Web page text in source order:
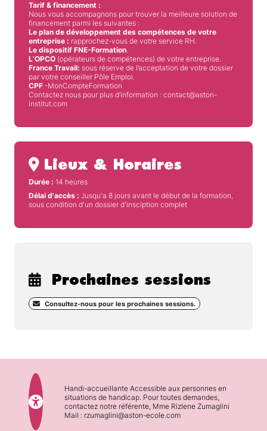
Tarif & financement :
Nous vous accompagnons pour trouver la meilleure solution de
financement parmi les suivantes :
Le plan de développement des compétences de votre
entreprise : rapprochez-vous de votre service RH.
Le dispositif FNE-Formation.
L’OPCO (opérateurs de compétences) de votre entreprise.
France Travail: sous réserve de l’acceptation de votre dossier
par votre conseiller Pôle Emploi.
CPF -MonCompteFormation
Contactez nous pour plus d’information : contact@aston-
institut.com
Lieux & Horaires
Durée : 14 heures
Délai d'accès : Jusqu'a 8 jours avant le début de la formation,
sous condition d'un dossier d'insciption complet
Prochaines sessions
Consultez-nous pour les prochaines sessions.
Handi-accueillante Accessible aux personnes en
situations de handicap. Pour toutes demandes,
contactez notre référente, Mme Rizlene Zumaglini
Mail : rzumaglini@aston-ecole.com